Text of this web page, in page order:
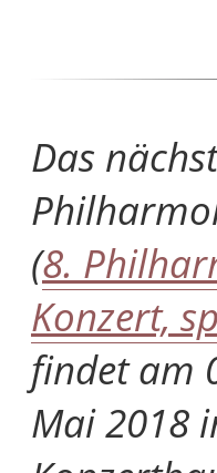
Das
(8.
Konzert,
findet am
Mai 2018